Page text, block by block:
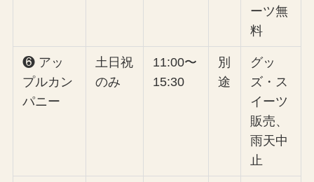
ーツ無
料
❻ アッ
プルカン
パニー
土日祝
のみ
11:00〜
15:30
別
途
グッ
ズ・ス
イーツ
販売、
雨天中
止